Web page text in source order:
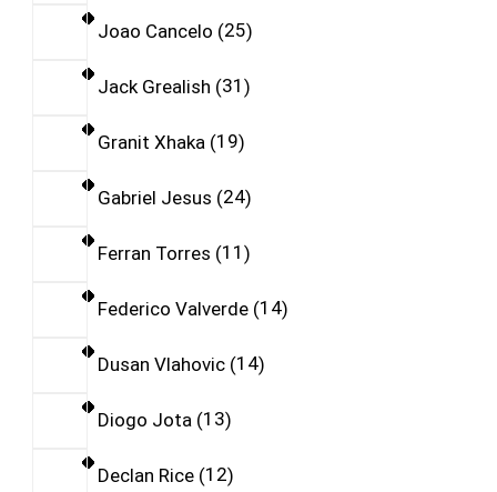
Joao Cancelo 25
Jack Grealish 31
Granit Xhaka 19
Gabriel Jesus 24
Ferran Torres 11
Federico Valverde 14
Dusan Vlahovic 14
Diogo Jota 13
Declan Rice 12